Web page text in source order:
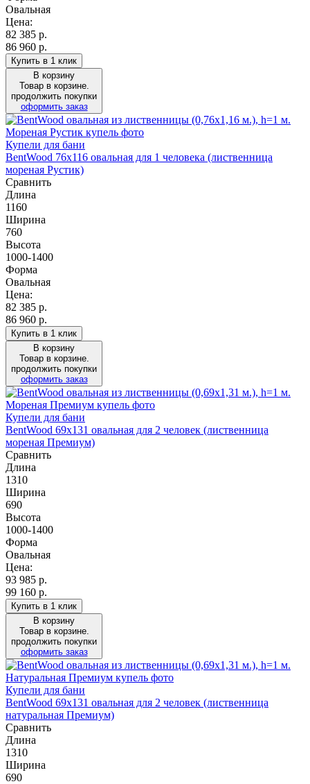
Овальная
Цена:
82 385 р.
86 960 р.
Купить в 1 клик
В корзину
Товар в корзине.
продолжить покупки
оформить заказ
Купели для бани
BentWood 76х116 овальная для 1 человека (лиственница
мореная Рустик)
Сравнить
Длина
1160
Ширина
760
Высота
1000-1400
Форма
Овальная
Цена:
82 385 р.
86 960 р.
Купить в 1 клик
В корзину
Товар в корзине.
продолжить покупки
оформить заказ
Купели для бани
BentWood 69х131 овальная для 2 человек (лиственница
мореная Премиум)
Сравнить
Длина
1310
Ширина
690
Высота
1000-1400
Форма
Овальная
Цена:
93 985 р.
99 160 р.
Купить в 1 клик
В корзину
Товар в корзине.
продолжить покупки
оформить заказ
Купели для бани
BentWood 69х131 овальная для 2 человек (лиственница
натуральная Премиум)
Сравнить
Длина
1310
Ширина
690